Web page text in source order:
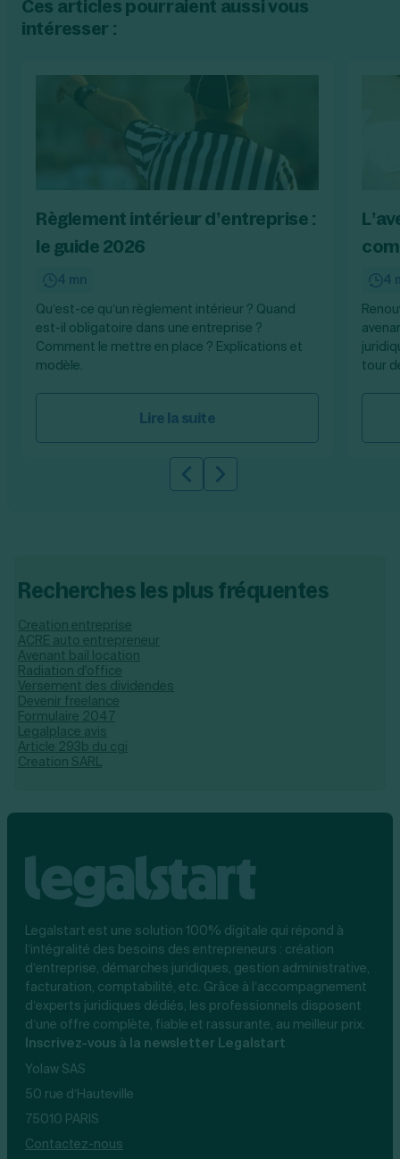
Ces articles pourraient aussi vous
intéresser :
Règlement intérieur d’entreprise :
le guide 2026
4 mn
Qu’est-ce qu’un règlement intérieur ? Quand
est-il obligatoire dans une entreprise ?
Comment le mettre en place ? Explications et
modèle.
Lire la suite
4
tour
Slide précédente
Slide suivante
Recherches les plus fréquentes
Creation entreprise
ACRE auto entrepreneur
Avenant bail location
Radiation d'office
Versement des dividendes
Devenir freelance
Formulaire 2047
Legalplace avis
Article 293b du cgi
Creation SARL
Legalstart est une solution 100% digitale qui répond à
l’intégralité des besoins des entrepreneurs : création
d’entreprise, démarches juridiques, gestion administrative,
facturation, comptabilité, etc. Grâce à l’accompagnement
d’experts juridiques dédiés, les professionnels disposent
d’une offre complète, fiable et rassurante, au meilleur prix.
Inscrivez-vous à la newsletter Legalstart
Yolaw SAS
50 rue d’Hauteville
75010 PARIS
Contactez-nous